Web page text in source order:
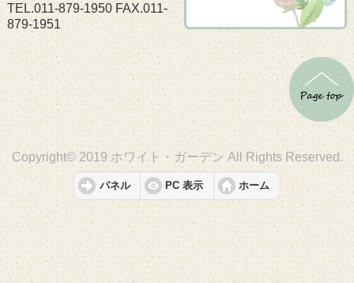
TEL.011-879-1950 FAX.011-
879-1951
Copyright© 2019 ホワイト・ガーデン All Rights Reserved.
パネル PC 表示 ホーム